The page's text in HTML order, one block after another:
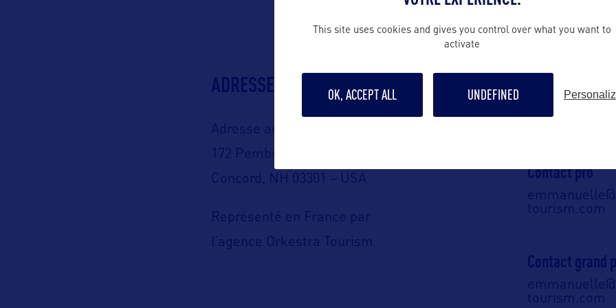
ALLEZ PLUS LOIN
ADRESSES
Adresse aux USA :
172 Pembroke Road
Concord, NH 03301 – USA
Représenté en France par
l’agence Orkestra Tourism
tourism.com
Contact pro
tourism.com
Contact grand
tourism.com
This site uses cookies and gives you control over what you want to
activate
OK, ACCEPT ALL UNDEFINED